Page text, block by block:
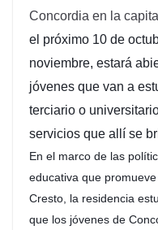
Concordia en la
el próximo 10 de
noviembre, estará
jóvenes que van a
terciario o
servicios que allí se
En el marco de las
educativa que
Cresto, la residencia
que los jóvenes de